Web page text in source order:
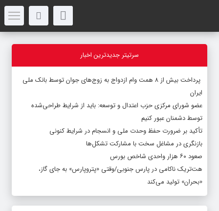
سرتیتر جدیدترین اخبار
پرداخت بیش از ۸ همت وام ازدواج به زوج‌های جوان توسط بانک ملی
ایران
عضو شورای مرکزی حزب اعتدال و توسعه: باید از شرایط طراحی‌شده
توسط دشمنان عبور کنیم
تأکید بر ضرورت حفظ وحدت ملی و انسجام در شرایط کنونی
بازنگری در مشاغل سخت با مشارکت تشکل‌ها
صعود ۶۰ هزار واحدی شاخص بورس
هت‌تریک ناکامی در پارس جنوبی/وقتی «پتروپارس» به جای گاز،
«بحران» تولید می‌کند